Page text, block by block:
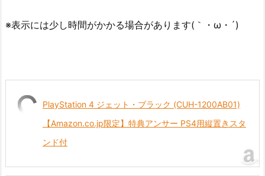
※表示には少し時間がかかる場合があります(｀・ω・´)
PlayStation 4 ジェット・ブラック (CUH-1200AB01)
【Amazon.co.jp限定】特典アンサー PS4用縦置きスタ
ンド付